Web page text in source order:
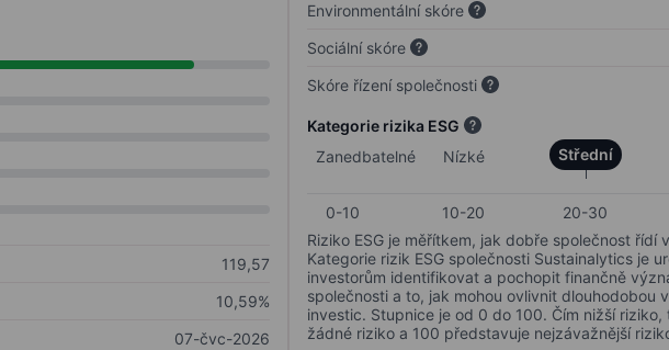
119,57
10,59%
07-čvc-2026
Environmentální skóre
Sociální skóre
Skóre řízení společnosti
Kategorie rizika ESG
Zanedbatelné
Nízké Střední
0-10 10-20 20-30
Riziko ESG je měřítkem, jak dobře společnost řídí
Kategorie rizik ESG společnosti Sustainalytics je
investorům identifikovat a pochopit finančně
společnosti a to, jak mohou ovlivnit dlouhodobou
investic. Stupnice je od 0 do 100. Čím nižší riziko,
žádné riziko a 100 představuje nejzávažnější